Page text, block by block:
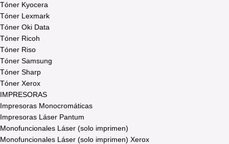
Tóner Kyocera
Tóner Lexmark
Tóner Oki Data
Tóner Ricoh
Tóner Riso
Tóner Samsung
Tóner Sharp
Tóner Xerox
IMPRESORAS
Impresoras Monocromáticas
Impresoras Láser Pantum
Monofuncionales Láser (solo imprimen)
Monofuncionales Láser (solo imprimen) Xerox